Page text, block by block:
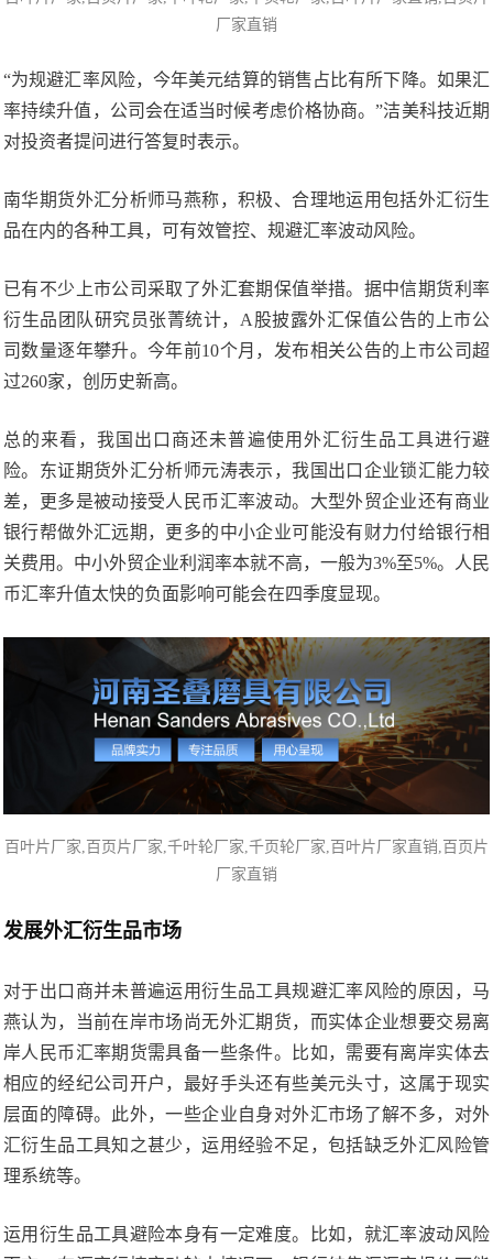
厂家直销
“为规避汇率风险，今年美元结算的销售占比有所下降。如果汇
率持续升值，公司会在适当时候考虑价格协商。”洁美科技近期
对投资者提问进行答复时表示。
南华期货外汇分析师马燕称，积极、合理地运用包括外汇衍生
品在内的各种工具，可有效管控、规避汇率波动风险。
已有不少上市公司采取了外汇套期保值举措。据中信期货利率
衍生品团队研究员张菁统计，A股披露外汇保值公告的上市公
司数量逐年攀升。今年前10个月，发布相关公告的上市公司超
过260家，创历史新高。
总的来看，我国出口商还未普遍使用外汇衍生品工具进行避
险。东证期货外汇分析师元涛表示，我国出口企业锁汇能力较
差，更多是被动接受人民币汇率波动。大型外贸企业还有商业
银行帮做外汇远期，更多的中小企业可能没有财力付给银行相
关费用。中小外贸企业利润率本就不高，一般为3%至5%。人民
币汇率升值太快的负面影响可能会在四季度显现。
百叶片厂家 ,百页片厂家,千叶轮厂家,千页轮厂家,百叶片厂家直销,百页片
厂家直销
发展外汇衍生品市场
对于出口商并未普遍运用衍生品工具规避汇率风险的原因，马
燕认为，当前在岸市场尚无外汇期货，而实体企业想要交易离
岸人民币汇率期货需具备一些条件。比如，需要有离岸实体去
相应的经纪公司开户，最好手头还有些美元头寸，这属于现实
层面的障碍。此外，一些企业自身对外汇市场了解不多，对外
汇衍生品工具知之甚少，运用经验不足，包括缺乏外汇风险管
理系统等。
运用衍生品工具避险本身有一定难度。比如，就汇率波动风险